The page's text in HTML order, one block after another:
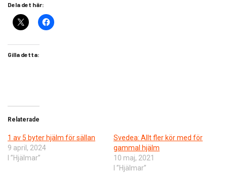
Dela det här:
Gilla detta:
Relaterade
1 av 5 byter hjälm för sällan
9 april, 2024
I ”Hjälmar”
Svedea: Allt fler kör med för
gammal hjälm
10 maj, 2021
I ”Hjälmar”